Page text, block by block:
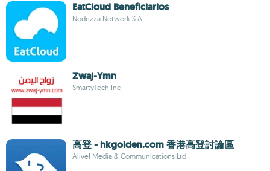
EatCloud Beneficiarios
Nodrizza Network S.A.
Zwaj-Ymn
SmartyTech Inc
高登 - hkgolden.com 香港高登討論區
Alive! Media & Communications Ltd.